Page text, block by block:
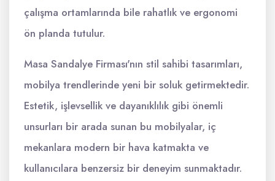
çalışma ortamlarında bile rahatlık ve ergonomi
ön planda tutulur.
Masa Sandalye Firması'nın stil sahibi tasarımları,
mobilya trendlerinde yeni bir soluk getirmektedir.
Estetik, işlevsellik ve dayanıklılık gibi önemli
unsurları bir arada sunan bu mobilyalar, iç
mekanlara modern bir hava katmakta ve
kullanıcılara benzersiz bir deneyim sunmaktadır.